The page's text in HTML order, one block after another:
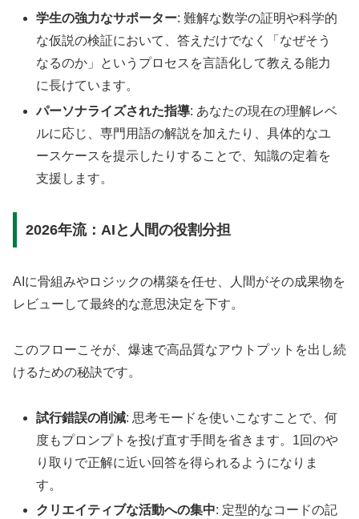
学生の強力なサポーター: 難解な数学の証明や科学的
な仮説の検証において、答えだけでなく「なぜそう
なるのか」というプロセスを言語化して教える能力
に長けています。
パーソナライズされた指導: あなたの現在の理解レベ
ルに応じ、専門用語の解説を加えたり、具体的なユ
ースケースを提示したりすることで、知識の定着を
支援します。
2026年流：AIと人間の役割分担
AIに骨組みやロジックの構築を任せ、人間がその成果物を
レビューして最終的な意思決定を下す。
このフローこそが、爆速で高品質なアウトプットを出し続
けるための秘訣です。
試行錯誤の削減: 思考モードを使いこなすことで、何
度もプロンプトを投げ直す手間を省きます。1回のや
り取りで正解に近い回答を得られるようになりま
す。
クリエイティブな活動への集中: 定型的なコードの記